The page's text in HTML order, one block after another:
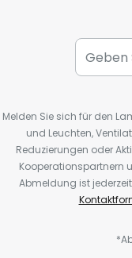
Melden Sie sich für den
und Leuchten,
Reduzierungen oder
Kooperationspartnern
Abmeldung ist